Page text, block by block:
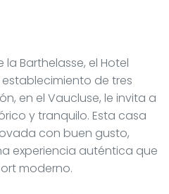
la Barthelasse, el Hotel
establecimiento de tres
en el Vaucluse, le invita a
y tranquilo. Esta casa
con buen gusto,
experiencia auténtica que
moderno.